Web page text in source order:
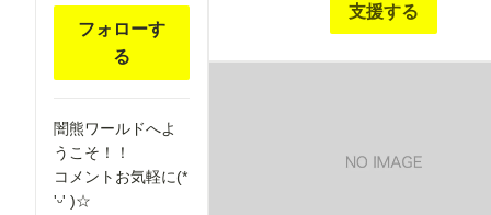
フォローす
る
闇熊ワールドへよ
うこそ！！
コメントお気軽に(*
'ᵕ' )☆
支援する